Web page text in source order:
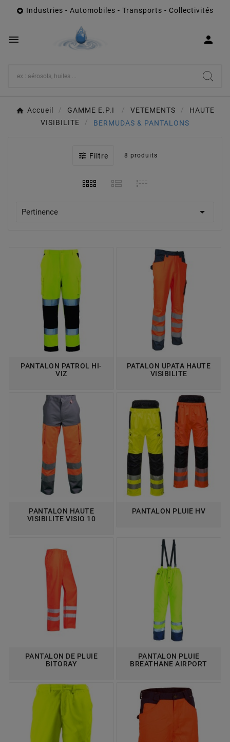
 Industries - Automobiles - Transports - Collectivités
 
Accueil GAMME E.P.I VETEMENTS
HAUTE
VISIBILITE
BERMUDAS & PANTALONS
 Filtre 8 produits
Pertinence 
PANTALON PATROL HI-
VIZ
PATALON UPATA HAUTE
VISIBILITE
PANTALON HAUTE
VISIBILITE VISIO 10
PANTALON PLUIE HV
PANTALON DE PLUIE
BITORAY
PANTALON PLUIE
BREATHANE AIRPORT